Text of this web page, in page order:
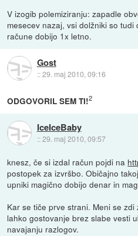
V izogib polemiziranju: zapadle
mesecev nazaj, vsi dolžniki so tudi
račune dobijo 1x letno.
Gost
::29. maj 2010, 09:16
ODGOVORIL SEM TI!2
IceIceBaby
::29. maj 2010, 09:57
knesz, če si izdal račun pojdi na
postopek za izvršbo. Običajno
upniki magično dobijo denar in
Kar se tiče prve strani. Meni se
lahko gostovanje brez slabe vesti
navajanju razlogov.